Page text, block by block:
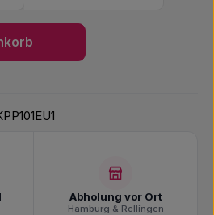
Abholung vor Ort
Hamburg & Rellingen